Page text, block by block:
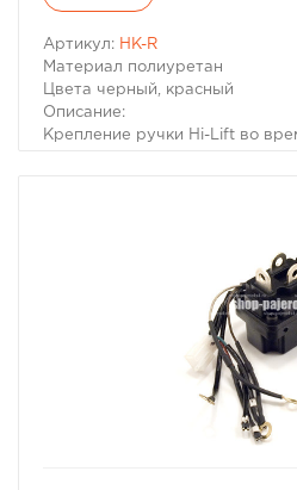
Артикул: HK-R
Материал полиуретан
Цвета черный, красный
Описание:
Крепление ручки Hi-Lift во